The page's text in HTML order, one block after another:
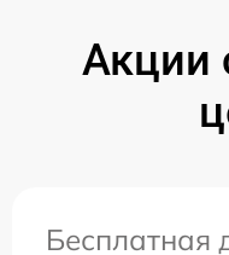
Акции
Бесплатная